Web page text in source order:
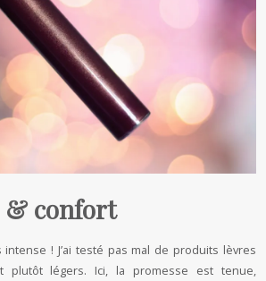
& confort
! J’ai testé pas mal de produits lèvres
plutôt légers. Ici, la promesse est tenue,